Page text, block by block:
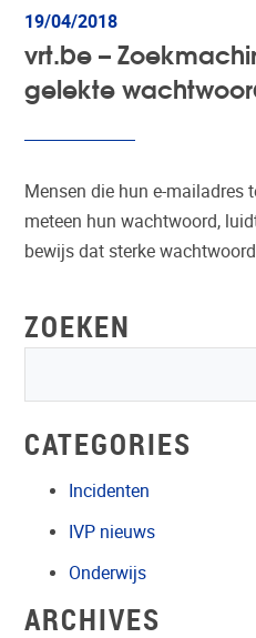
19/04/2018
vrt.be –
gelekte
Mensen die hun e-mailadres
meteen hun wachtwoord,
bewijs dat sterke
ZOEKEN
CATEGORIES
Incidenten
IVP nieuws
Onderwijs
ARCHIVES